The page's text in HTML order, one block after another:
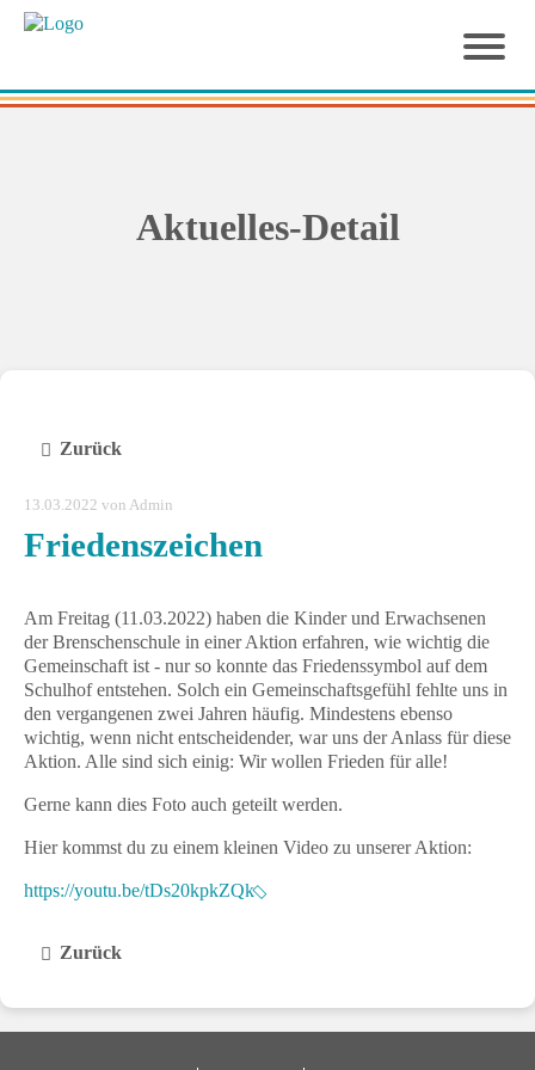
Aktuelles-Detail
Zurück
13.03.2022 von Admin
Friedenszeichen
Am Freitag (11.03.2022) haben die Kinder und Erwachsenen
der Brenschenschule in einer Aktion erfahren, wie wichtig die
Gemeinschaft ist - nur so konnte das Friedenssymbol auf dem
Schulhof entstehen. Solch ein Gemeinschaftsgefühl fehlte uns in
den vergangenen zwei Jahren häufig. Mindestens ebenso
wichtig, wenn nicht entscheidender, war uns der Anlass für diese
Aktion. Alle sind sich einig: Wir wollen Frieden für alle!
Gerne kann dies Foto auch geteilt werden.
Hier kommst du zu einem kleinen Video zu unserer Aktion:
https://youtu.be/tDs20kpkZQk
Zurück